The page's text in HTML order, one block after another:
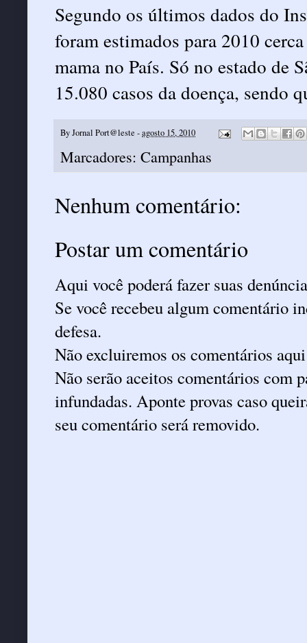
Segundo os últimos dados do
foram estimados para 2010
mama no País. Só no estado de
15.080 casos da doença, sendo
ByJornal Port@leste -agosto 15, 2010
Marcadores: Campanhas
Nenhum comentário:
Postar um comentário
Aqui você poderá fazer suas
Se você recebeu algum comentário
defesa.
Não excluiremos os comentários
Não serão aceitos comentários com
infundadas. Aponte provas caso
seu comentário será removido.